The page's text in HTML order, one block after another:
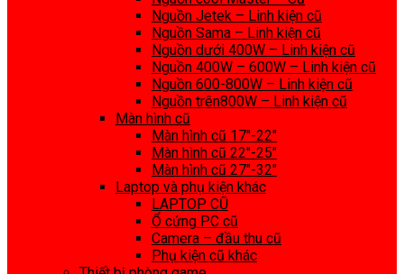
Nguồn Jetek – Linh kiện cũ
Nguồn Sama – Linh kiện cũ
Nguồn dưới 400W – Linh kiện cũ
Nguồn 400W – 600W – Linh kiện cũ
Nguồn 600-800W – Linh kiện cũ
Nguồn trên800W – Linh kiện cũ
Màn hình cũ
Màn hình cũ 17″-22″
Màn hình cũ 22″-25″
Màn hình cũ 27″-32″
Laptop và phụ kiện khác
LAPTOP CŨ
Ổ cứng PC cũ
Camera – đầu thu cũ
Phụ kiện cũ khác